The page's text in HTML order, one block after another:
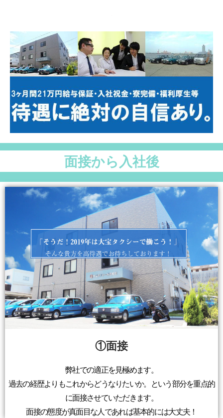
面接から入社後
①面接
弊社での適正を見極めます。
過去の経歴よりもこれからどうなりたいか。という部分を重点的
に面接させていただきます。
面接の態度が真面目な人であれば基本的には大丈夫！